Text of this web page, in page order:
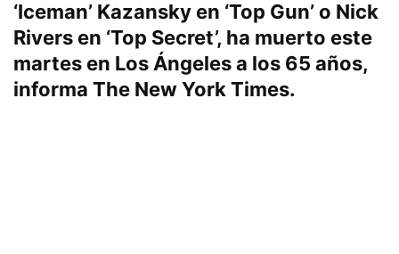
‘Iceman’ Kazansky en ‘Top Gun’ o Nick
Rivers en ‘Top Secret’, ha muerto este
martes en Los Ángeles a los 65 años,
informa The New York Times.